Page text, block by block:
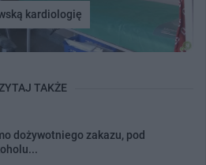
kardiologię
TAKŻE
dożywotniego zakazu, pod